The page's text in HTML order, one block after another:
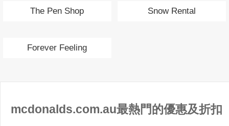
The Pen Shop Snow Rental
Forever Feeling
mcdonalds.com.au最熱門的優惠及折扣